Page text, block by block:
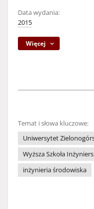
Data wydania:
2015
Więcej
Temat i słowa kluczowe:
Uniwersytet
Wyższa Szkoła
inżynieria środowiska